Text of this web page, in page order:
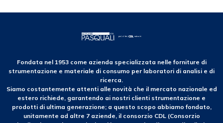
Fondata nel 1953 come azienda specializzata nelle forniture di
strumentazione e materiale di consumo per laboratori di analisi e di
ricerca.
Siamo costantemente attenti alle novità che il mercato nazionale ed
estero richiede, garantendo ai nostri clienti strumentazione e
prodotti di ultima generazione; a questo scopo abbiamo fondato,
unitamente ad altre 7 aziende, il consorzio CDL (Consorzio